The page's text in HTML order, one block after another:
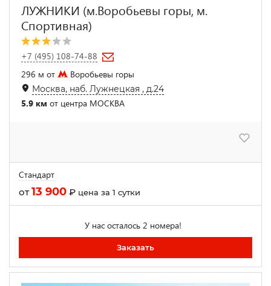
ЛУЖНИКИ (м.Воробьевы горы, м.
Спортивная)
+7 (495) 108-74-88
296 м от
Воробьевы горы
Москва, наб. Лужнецкая , д.24
5.9 км от центра МОСКВА
Стандарт
от13 900 ₽ цена за 1 сутки
У нас осталось 2 номера!
Заказать